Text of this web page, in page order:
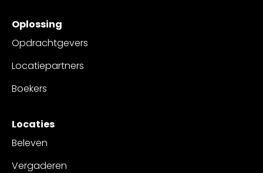
Oplossing
Opdrachtgevers
Locatiepartners
Boekers
Locaties
Beleven
Vergaderen